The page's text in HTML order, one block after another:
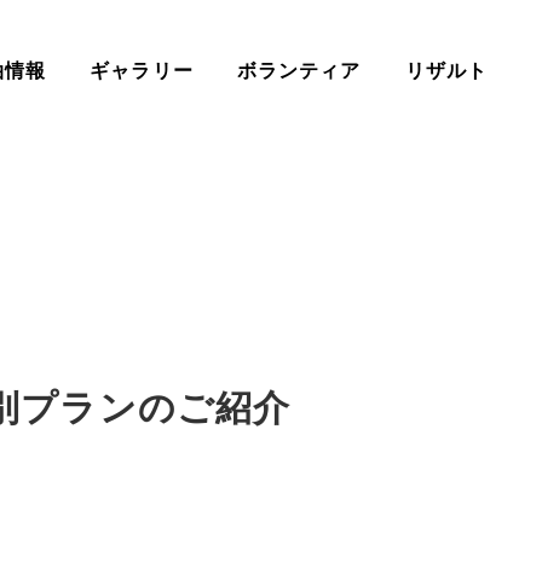
報 ギャラリー ボランティア リザルト
プランのご紹介